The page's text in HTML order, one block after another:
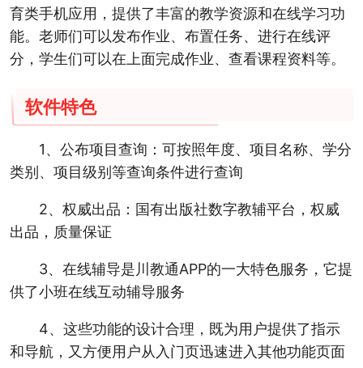
育类手机应用，提供了丰富的教学资源和在线学习功
能。老师们可以发布作业、布置任务、进行在线评
分，学生们可以在上面完成作业、查看课程资料等。
软件特色
1、公布项目查询：可按照年度、项目名称、学分
类别、项目级别等查询条件进行查询
2、权威出品：国有出版社数字教辅平台，权威
出品，质量保证
3、在线辅导是川教通APP的一大特色服务，它提
供了小班在线互动辅导服务
4、这些功能的设计合理，既为用户提供了指示
和导航，又方便用户从入门页迅速进入其他功能页面